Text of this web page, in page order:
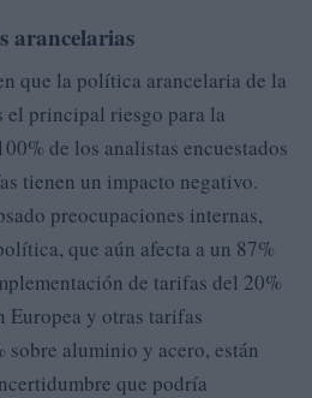
arancelarias
que la política arancelaria de la
el principal riesgo para la
de los analistas encuestados
tienen un impacto negativo.
preocupaciones internas,
que aún afecta a un 87%
de tarifas del 20%
Europea y otras tarifas
sobre aluminio y acero, están
que podría